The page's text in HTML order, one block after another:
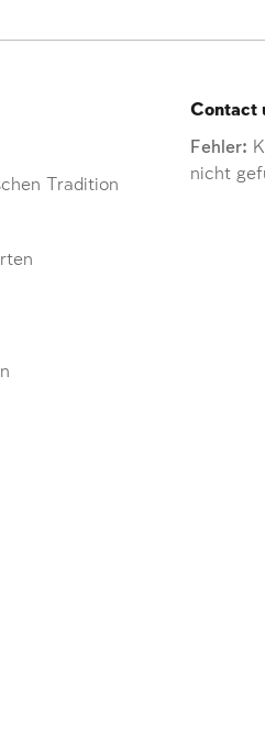
Contact
Fehler:
nicht
Tradition